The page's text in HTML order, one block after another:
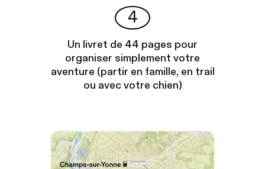
4
Un livret de 44 pages pour
organiser simplement votre
aventure (partir en famille, en trail
ou avec votre chien)